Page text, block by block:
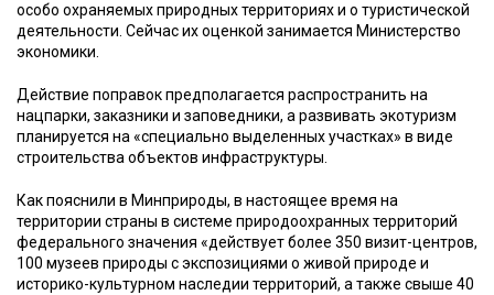
особо охраняемых природных территориях и о туристической
деятельности. Сейчас их оценкой занимается Министерство
экономики.
Действие поправок предполагается распространить на
нацпарки, заказники и заповедники, а развивать экотуризм
планируется на «специально выделенных участках» в виде
строительства объектов инфраструктуры.
Как пояснили в Минприроды, в настоящее время на
территории страны в системе природоохранных территорий
федерального значения «действует более 350 визит-центров,
100 музеев природы с экспозициями о живой природе и
историко-культурном наследии территорий, а также свыше 40